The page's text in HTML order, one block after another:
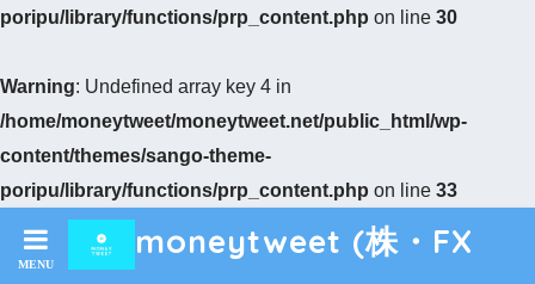
poripu/library/functions/prp_content.php on line 30
Warning: Undefined array key 4 in
/home/moneytweet/moneytweet.net/public_html/wp-
content/themes/sango-theme-
poripu/library/functions/prp_content.php on line 33
moneytweet (株・FX